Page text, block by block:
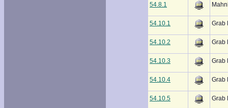
54.8.1
54.10.1 Grab
54.10.2 Grab
54.10.3 Grab
54.10.4 Grab
54.10.5 Grab